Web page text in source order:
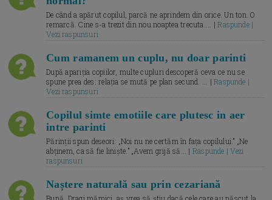
De când a apărut copilul, parcă ne aprindem din orice. Un ton. O
remarcă. Cine s-a trezit din nou noaptea trecuta.... |Raspunde |
Vezi raspunsuri
Cum ramanem un cuplu, nu doar parinti
După apariția copiilor, multe cupluri descoperă ceva ce nu se
spune prea des: relația se mută pe plan secund. ... |Raspunde |
Vezi raspunsuri
Copilul simte emotiile care plutesc in aer
intre parinti
Părinții spun deseori: „Noi nu ne certăm în fața copilului.” „Ne
abținem, ca să fie liniște.” „Avem grijă să... | Raspunde | Vezi
raspunsuri
Naștere naturală sau prin cezariană